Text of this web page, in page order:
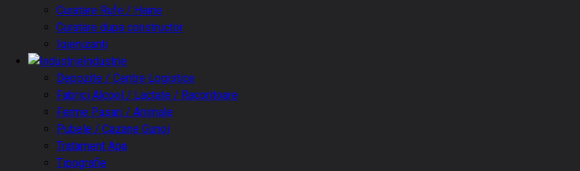
Curatare Rufe / Haine
Curatare dupa constructor
Igienizanti
Industrie
Depozite / Centre Logistice
Fabrici Alcool / Lactate / Racoritoare
Ferme Pasari / Animale
Pubele / Cazane Gunoi
Tratament Apa
Tipografie